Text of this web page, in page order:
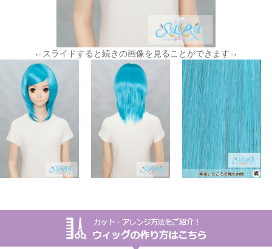
←スライドすると続きの画像を見ることができます→